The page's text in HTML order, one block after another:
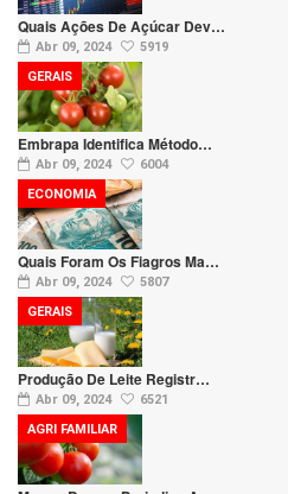
Quais Ações De Açúcar Dev…
Abr 09, 2024 5919
Embrapa Identifica Método…
Abr 09, 2024 6004
GERAIS
Quais Foram Os Fiagros Ma…
Abr 09, 2024 5807
ECONOMIA
Produção De Leite Registr…
Abr 09, 2024 6521
GERAIS
AGRI FAMILIAR